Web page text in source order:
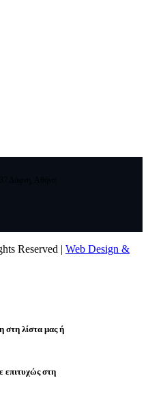
Reserved | Web Design &
στη λίστα μας ή
επιτυχώς στη